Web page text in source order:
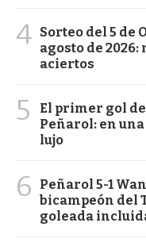
4 Sorteo del 5 de
agosto de
aciertos
5
El primer gol
Peñarol: en
lujo
6
Peñarol 5-1
bicampeón del
goleada